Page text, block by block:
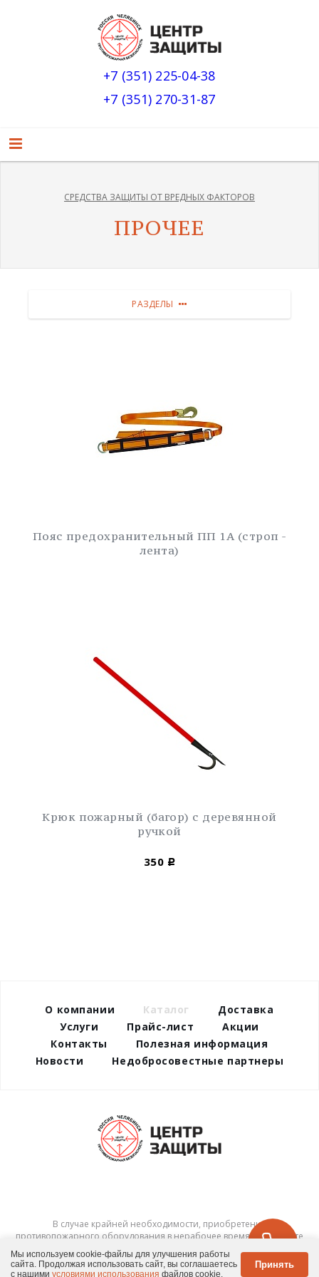
+7 (351) 225-04-38
+7 (351) 270-31-87
СРЕДСТВА ЗАЩИТЫ ОТ ВРЕДНЫХ ФАКТОРОВ
ПРОЧЕЕ
РАЗДЕЛЫ
Пояс предохранительный ПП 1А (строп -
лента)
Крюк пожарный (багор) с деревянной
ручкой
350 Р
О компании Каталог
Доставка
Услуги
Прайс-лист
Акции
Контакты
Полезная информация
Новости
Недобросовестные партнеры
В случае крайней необходимости, приобретения
противопожарного оборудования в нерабочее время – позвоните
8-922-239-8910
и мы постараемся вам помочь.
© 2026 ООО "Центр защиты"
Мы используем cookie-файлы для улучшения работы
сайта. Продолжая использовать сайт, вы соглашаетесь
с нашими условиями использования файлов cookie.
Принять